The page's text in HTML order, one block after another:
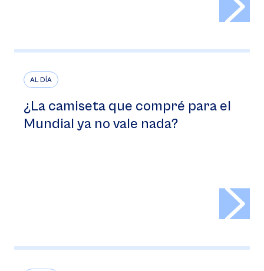
AL DÍA
¿La camiseta que compré para el
Mundial ya no vale nada?